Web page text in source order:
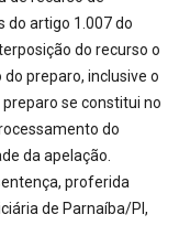
do artigo 1.007 do
do recurso o
preparo, inclusive o
se constitui no
do
da apelação.
proferida
de Parnaíba/PI,